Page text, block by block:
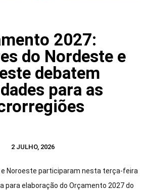
2027:
do Nordeste e
debatem
para as
2 JULHO, 2026
Noroeste participaram nesta terça-feira
para elaboração do Orçamento 2027 do